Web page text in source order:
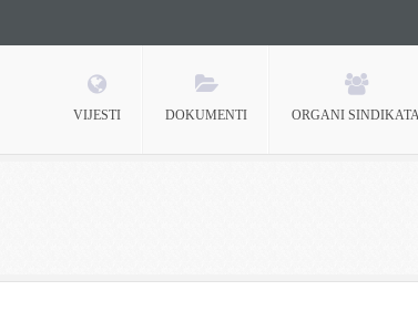
VIJESTI DOKUMENTI ORGANI